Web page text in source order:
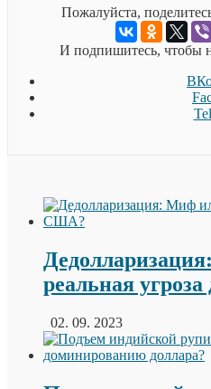
Пожалуйста,
И подпишитесь, чтобы
реальная
02. 09. 2023